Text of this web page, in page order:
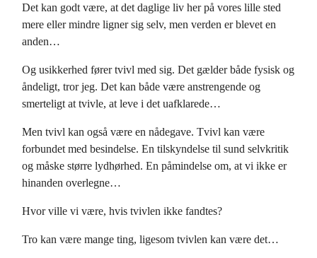
Det kan godt være, at det daglige liv her på vores lille sted
mere eller mindre ligner sig selv, men verden er blevet en
anden…
Og usikkerhed fører tvivl med sig. Det gælder både fysisk og
åndeligt, tror jeg. Det kan både være anstrengende og
smerteligt at tvivle, at leve i det uafklarede…
Men tvivl kan også være en nådegave. Tvivl kan være
forbundet med besindelse. En tilskyndelse til sund selvkritik
og måske større lydhørhed. En påmindelse om, at vi ikke er
hinanden overlegne…
Hvor ville vi være, hvis tvivlen ikke fandtes?
Tro kan være mange ting, ligesom tvivlen kan være det…